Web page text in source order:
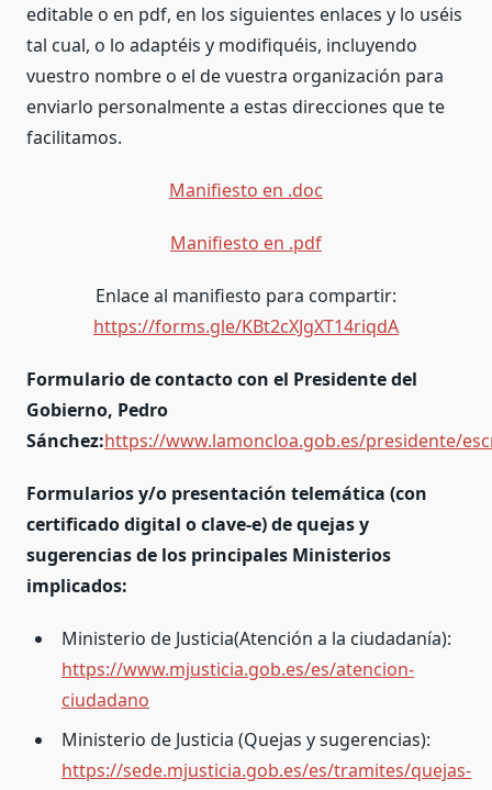
editable o en pdf, en los siguientes enlaces y lo uséis
tal cual, o lo adaptéis y modifiquéis, incluyendo
vuestro nombre o el de vuestra organización para
enviarlo personalmente a estas direcciones que te
facilitamos.
Manifiesto en .doc
Manifiesto en .pdf
Enlace al manifiesto para compartir:
https://forms.gle/KBt2cXJgXT14riqdA
Formulario de contacto con el Presidente del
Gobierno, Pedro
Sánchez:https://www.lamoncloa.gob.es/presidente/
Formularios y/o presentación telemática (con
certificado digital o clave-e) de quejas y
sugerencias de los principales Ministerios
implicados:
Ministerio de Justicia(Atención a la ciudadanía):
https://www.mjusticia.gob.es/es/atencion-
ciudadano
Ministerio de Justicia (Quejas y sugerencias):
https://sede.mjusticia.gob.es/es/tramites/quejas-